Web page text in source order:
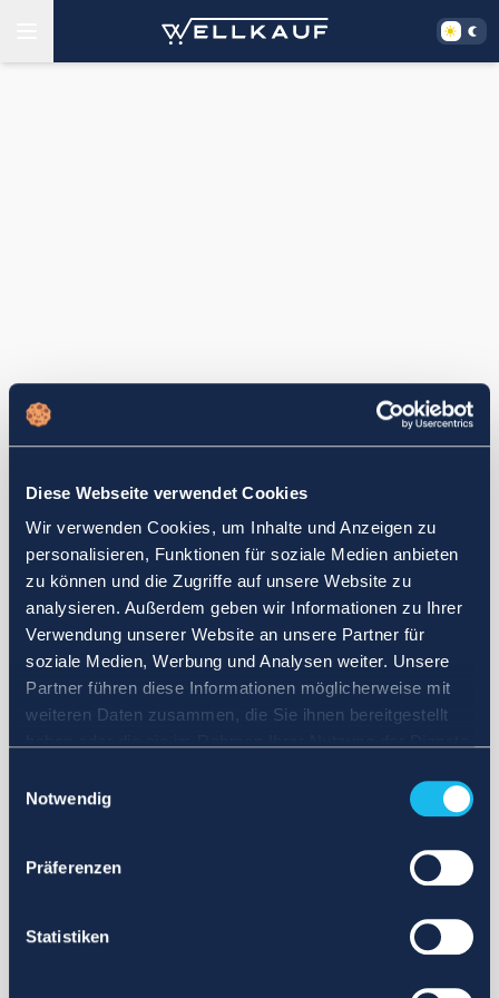
Diese Webseite verwendet Cookies
Wir verwenden Cookies, um Inhalte und Anzeigen zu
personalisieren, Funktionen für soziale Medien anbieten
zu können und die Zugriffe auf unsere Website zu
analysieren. Außerdem geben wir Informationen zu Ihrer
Verwendung unserer Website an unsere Partner für
soziale Medien, Werbung und Analysen weiter. Unsere
Partner führen diese Informationen möglicherweise mit
weiteren Daten zusammen, die Sie ihnen bereitgestellt
Notwendig
Präferenzen
Statistiken